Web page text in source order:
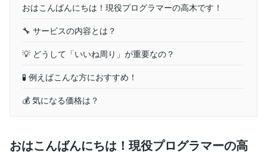
おはこんばんにちは！現役プログラマーの高木です！
🔧 サービスの内容とは？
💡 どうして「いいね周り」が重要なの？
🧪 例えばこんな方におすすめ！
💰 気になる価格は？
おはこんばんにちは！現役プログラマーの高